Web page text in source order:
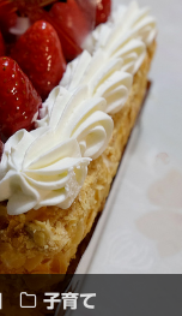
子育て